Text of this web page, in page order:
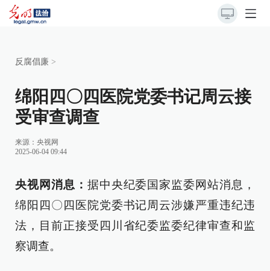
反腐倡廉 >
绵阳四〇四医院党委书记周云接
受审查调查
来源： 央视网
2025-06-04 09:44
央视网消息： 据中央纪委国家监委网站消息，
绵阳四〇四医院党委书记周云涉嫌严重违纪违
法，目前正接受四川省纪委监委纪律审查和监
察调查。